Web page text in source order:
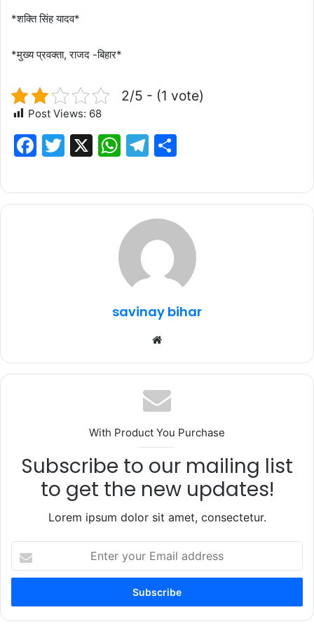
*शक्ति सिंह यादव*
*मुख्य प्रवक्ता, राजद -बिहार*
2/5 - (1 vote)
Post Views: 68
F
c
e
T
it
te
X
W
at
s
A
p
T
e
g
ra
ar
e
savinay bihar
With Product You Purchase
Subscribe to our mailing list
to get the new updates!
Lorem ipsum dolor sit amet, consectetur.
your
Email